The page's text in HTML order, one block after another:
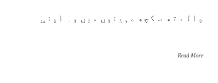
والے تھے. کچھ مہینوں میں وہ اپنی
Read More